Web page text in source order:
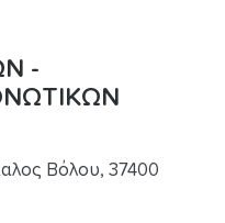
-
Βόλου, 37400